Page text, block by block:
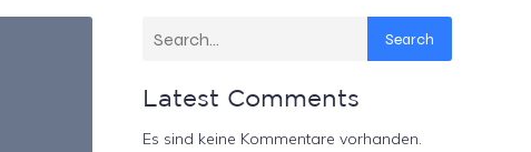
Search
Latest Comments
Es sind keine Kommentare vorhanden.